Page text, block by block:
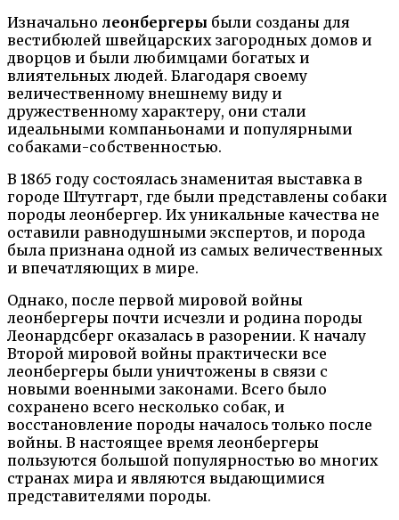
Изначально леонбергеры были созданы для
вестибюлей швейцарских загородных домов и
дворцов и были любимцами богатых и
влиятельных людей. Благодаря своему
величественному внешнему виду и
дружественному характеру, они стали
идеальными компаньонами и популярными
собаками-собственностью.
В 1865 году состоялась знаменитая выставка в
городе Штутгарт, где были представлены собаки
породы леонбергер. Их уникальные качества не
оставили равнодушными экспертов, и порода
была признана одной из самых величественных
и впечатляющих в мире.
Однако, после первой мировой войны
леонбергеры почти исчезли и родина породы
Леонардсберг оказалась в разорении. К началу
Второй мировой войны практически все
леонбергеры были уничтожены в связи с
новыми военными законами. Всего было
сохранено всего несколько собак, и
восстановление породы началось только после
войны. В настоящее время леонбергеры
пользуются большой популярностью во многих
странах мира и являются выдающимися
представителями породы.